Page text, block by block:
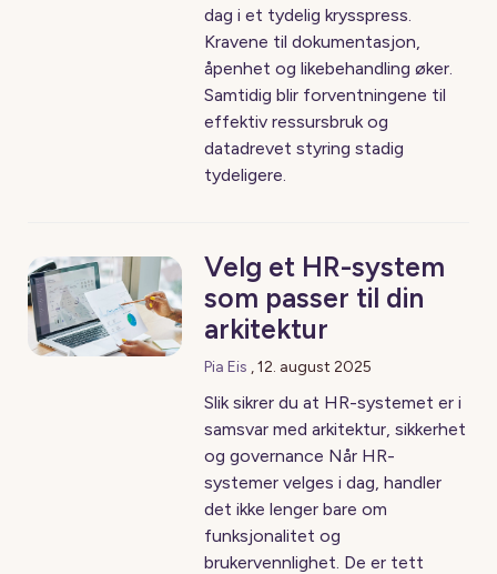
dag i et tydelig krysspress.
Kravene til dokumentasjon,
åpenhet og likebehandling øker.
Samtidig blir forventningene til
effektiv ressursbruk og
datadrevet styring stadig
tydeligere.
Velg et HR-system
som passer til din
arkitektur
Pia Eis ,12. august 2025
Slik sikrer du at HR-systemet er i
samsvar med arkitektur, sikkerhet
og governance Når HR-
systemer velges i dag, handler
det ikke lenger bare om
funksjonalitet og
brukervennlighet. De er tett